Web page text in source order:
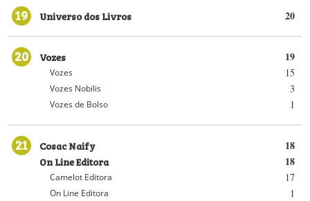
19 20
Universo dos Livros
20 19
Vozes
15
Vozes
3
Vozes Nobilis
1
Vozes de Bolso
21 18
Cosac Naify
18
On Line Editora
17
Camelot Editora
1
On Line Editora